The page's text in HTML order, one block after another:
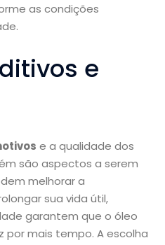
as condições
e
e a qualidade dos
são aspectos a serem
melhorar a
sua vida útil,
garantem que o óleo
por mais tempo. A escolha